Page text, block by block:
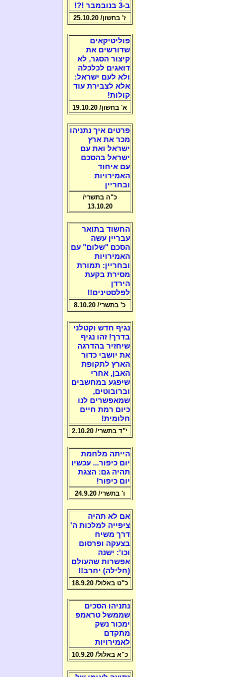
ב-3 בנובמבר !?!
ז' בחשון/ 25.10.20
פוליטיקאים
שדורשים את
קיצור הסגר, לא
דואגים לכלכלה
ולא לעם ישראל:
אלא לצבירת עוד
קולות!
א' בחשון/ 19.10.20
פרטים איך נתניהו
מכר את ארץ
ישראל ואת עם
ישראל בהסכם
עם איחוד
האמירויות
ובחריין
כ"ה בתשרי/
13.10.20
החשוד בתואר
עבריין עשה
הסכם "שלום" עם
האמירויות
ובחריין: תמורת
מסירת בקעת
הירדן
לפלסטינים!!
כ' בתשרי/ 8.10.20
נגיף חדש וקטלני
בדרך! זהו נגיף
שיחזיר בהדרגה
את יושבי כדור
הארץ לתקופת
האבן, אחרי
שיפגע במחשבים
וברובוטים,
שמאפשרים לנו
כיום רמת חיים
חלומית!
י"ד בתשרי/ 2.10.20
הייתה מלחמת
יום כיפור... עכשיו
תהיה גם: הצגת
יום כיפור!
ו' בתשרי/ 24.9.20
אם לא תהיה
ציפייה למלכות ה'
דרך משיח
בצעקה ופרסום
וכו': ישנה
אפשרות שהעולם
(חלילה) יחרב!!
כ"ט באלול/ 18.9.20
נתניהו הסכים
שממשל טראמפ
ימכור נשק
מתקדם
לאמירויות
כ"א באלול/ 10.9.20